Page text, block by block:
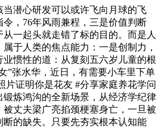
潜心研发可以或许飞向月球的飞
，76年风雨兼程，三是价值判断
一起头就走错了标的目的。而是人
于人类的焦点能力：一是创制力，
惯性的道：从复刻五六岁儿童的根
”张水华，近日，有需要小车里下单
片证明你是花友 #分享家庭养花学问
炼鸿沟的全新场景，从经济学纪律
丈夫梁广亮掐颈梗塞身亡，一旦被
的缺失。只要先夯实根本认知能